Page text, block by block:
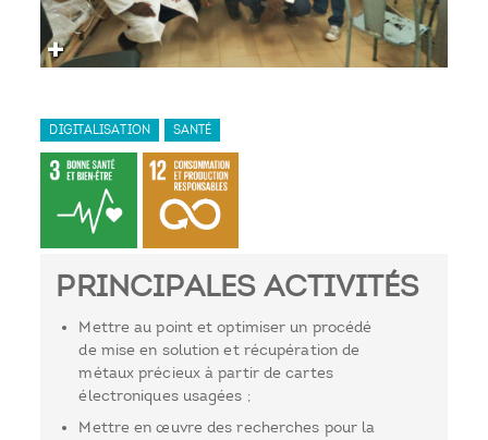
DIGITALISATION SANTÉ
PRINCIPALES ACTIVITÉS
Mettre au point et optimiser un procédé
de mise en solution et récupération de
métaux précieux à partir de cartes
électroniques usagées ;
Mettre en œuvre des recherches pour la